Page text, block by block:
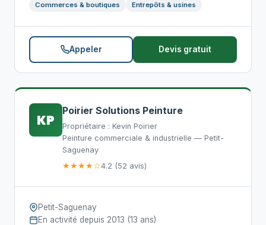
Commerces & boutiques
Entrepôts & usines
Appeler Devis gratuit
KP
Poirier Solutions Peinture
Propriétaire : Kevin Poirier
Peinture commerciale & industrielle — Petit-
Saguenay
★★★★☆4.2 (52 avis)
Petit-Saguenay
En activité depuis 2013 (13 ans)